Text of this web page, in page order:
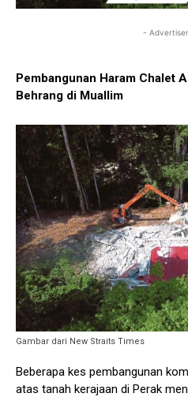
-
Pembangunan Haram Chalet
Behrang di Muallim
Gambar dari New Straits Times
Beberapa kes pembangunan
atas tanah kerajaan di Perak